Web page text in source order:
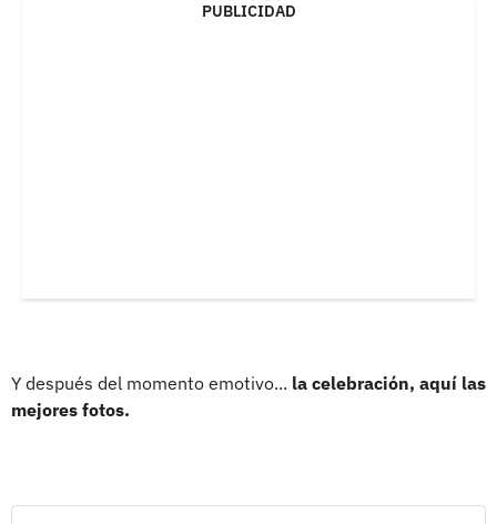
PUBLICIDAD
Y después del momento emotivo... la celebración, aquí las
mejores fotos.